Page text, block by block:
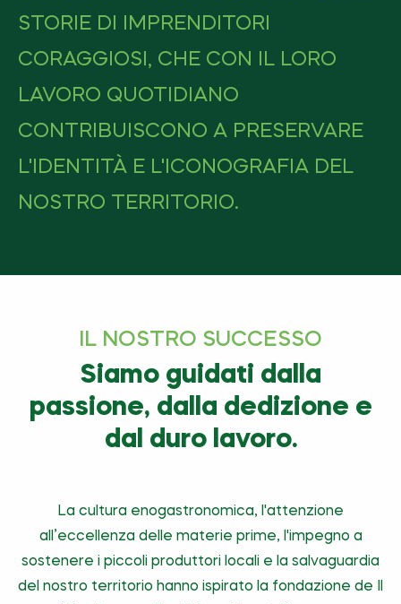
STORIE DI IMPRENDITORI
CORAGGIOSI, CHE CON IL LORO
LAVORO QUOTIDIANO
CONTRIBUISCONO A PRESERVARE
L'IDENTITÀ E L'ICONOGRAFIA DEL
NOSTRO TERRITORIO.
IL NOSTRO SUCCESSO
Siamo guidati dalla
passione, dalla dedizione e
dal duro lavoro.
La cultura enogastronomica, l'attenzione
all’eccellenza delle materie prime, l'impegno a
sostenere i piccoli produttori locali e la salvaguardia
del nostro territorio hanno ispirato la fondazione de Il